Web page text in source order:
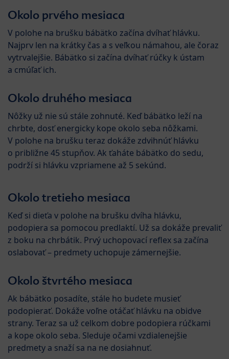
Okolo prvého mesiaca
V polohe na brušku bábätko začína dvíhať hlávku.
Najprv len na krátky čas a s veľkou námahou, ale čoraz
vytrvalejšie. Bábätko si začína dvíhať rúčky k ústam
a cmúľať ich.
Okolo druhého mesiaca
Nôžky už nie sú stále zohnuté. Keď bábätko leží na
chrbte, dosť energicky kope okolo seba nôžkami.
V polohe na brušku teraz dokáže zdvihnúť hlávku
o približne 45 stupňov. Ak ťaháte bábätko do sedu,
podrží si hlávku vzpriamene až 5 sekúnd.
Okolo tretieho mesiaca
Keď si dieťa v polohe na brušku dvíha hlávku,
podopiera sa pomocou predlaktí. Už sa dokáže prevaliť
z boku na chrbátik. Prvý uchopovací reflex sa začína
oslabovať – predmety uchopuje zámernejšie.
Okolo štvrtého mesiaca
Ak bábätko posadíte, stále ho budete musieť
podopierať. Dokáže voľne otáčať hlávku na obidve
strany. Teraz sa už celkom dobre podopiera rúčkami
a kope okolo seba. Sleduje očami vzdialenejšie
predmety a snaží sa na ne dosiahnuť.